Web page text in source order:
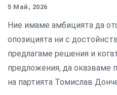
5 Май, 2026
Ние имаме амбицията да
опозицията ни с
предлагаме решения и
предложения, да оказваме
на партията Томислав